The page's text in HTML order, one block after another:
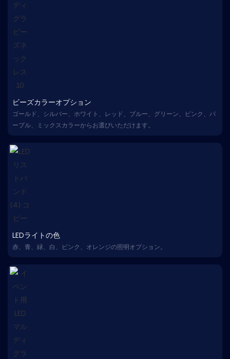
ビーズカラーオプション
ゴールド、シルバー、ホワイト、レッド、ブルー、グリーン、ピンク、パ
ープル、ミックスカラーからお選びいただけます。
LEDライトの色
赤、青、緑、白、ピンク、オレンジの照明オプション。